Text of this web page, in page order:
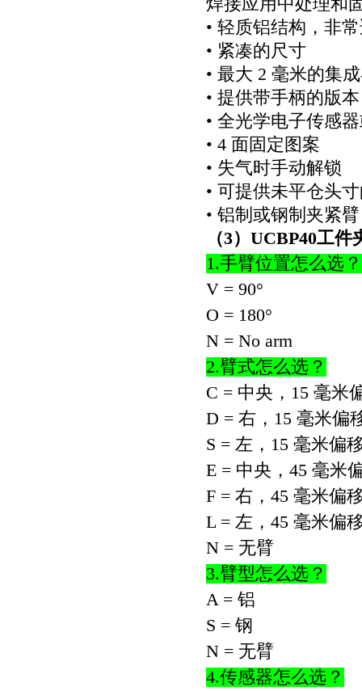
焊接应用中处理和
• 轻质铝结构，非
• 紧凑的尺寸
• 最大 2 毫米的集
• 提供带手柄的版本
• 全光学电子传感
• 4 面固定图案
• 失气时手动解锁
• 可提供未平仓头
• 铝制或钢制夹紧臂
（3） UCBP40工件
1.手臂位置怎么选？
V = 90°
O = 180°
N = No arm
2.臂式怎么选？
C = 中央， 15 毫米
D = 右， 15 毫米偏
S = 左， 15 毫米偏
E = 中央， 45 毫米
F = 右， 45 毫米偏
L = 左， 45 毫米偏
N = 无臂
3.臂型怎么选？
A = 铝
S = 钢
N = 无臂
4.传感器怎么选？